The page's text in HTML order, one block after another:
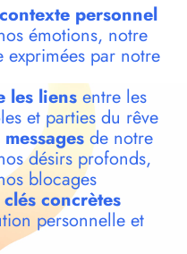
personnel
émotions, notre
exprimées par notre
les liensentre les
et parties du rêve
de notre
désirs profonds,
blocages
concrètes
personnelle et